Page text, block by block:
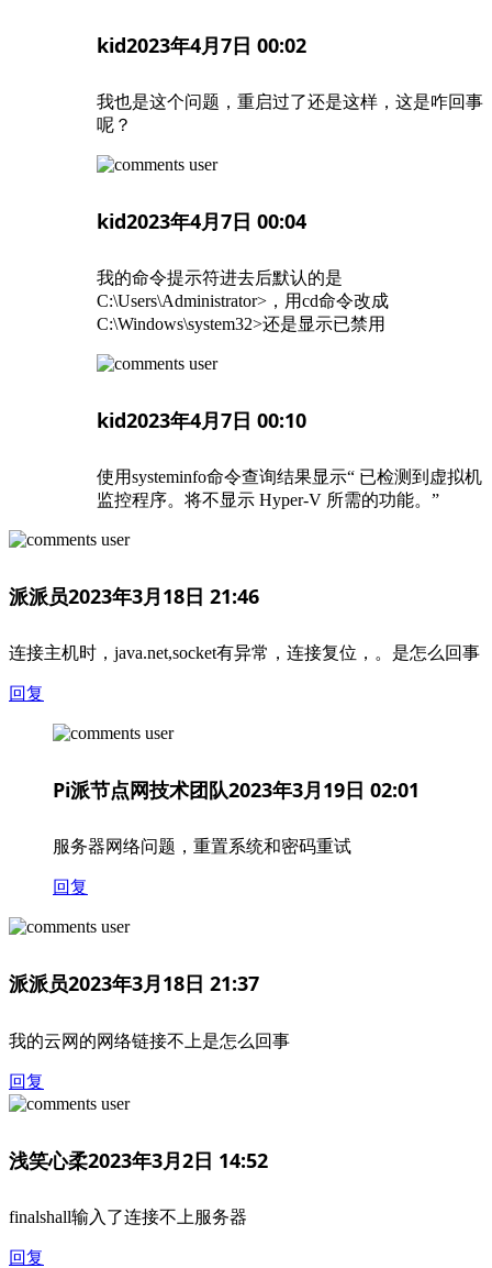
kid2023年4月7日 00:02
我也是这个问题，重启过了还是这样，这是咋回事
呢？
kid2023年4月7日 00:04
我的命令提示符进去后默认的是
C:\Users\Administrator>，用cd命令改成
C:\Windows\system32>还是显示已禁用
kid2023年4月7日 00:10
使用systeminfo命令查询结果显示“ 已检测到虚拟机
监控程序。将不显示 Hyper-V 所需的功能。”
派派员2023年3月18日 21:46
连接主机时，java.net,socket有异常，连接复位，。是怎么回事
回复
Pi派节点网技术团队2023年3月19日 02:01
服务器网络问题，重置系统和密码重试
回复
派派员2023年3月18日 21:37
我的云网的网络链接不上是怎么回事
回复
浅笑心柔2023年3月2日 14:52
finalshall输入了连接不上服务器
回复